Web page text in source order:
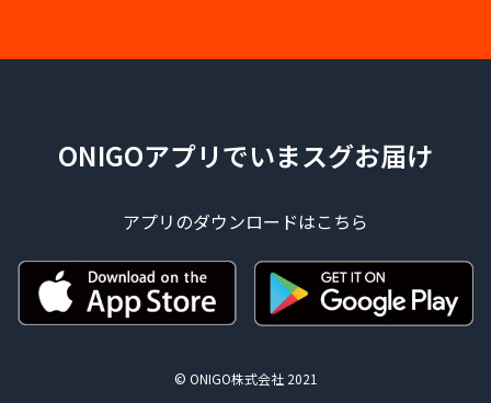
ONIGOアプリでいまスグお届け
アプリのダウンロードはこちら
© ONIGO株式会社 2021